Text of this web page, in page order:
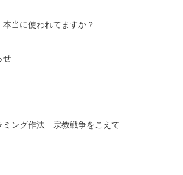
当に使われてますか？
せ
ング作法 宗教戦争をこえて